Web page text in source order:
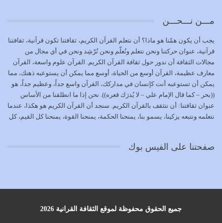
وَالْمُنْفِقِينَ…
يوليو 17, 2026
الاعتصام بحبل الله أمر إلهي للمؤمنين وهو بمثابة سبب بينهم
وبين الله يترتب عليه النصر…
يوليو 16, 2026
إما أن نحاول أن نكون من أولياء الله فيتم على أيدينا ضرب
يوليو 15, 2026
مـــن نـــحـــن
يجب أن يكون همّنا هو ماذا؟ أن نتعلم القرآن الكريم، ثقافتنا تكون قرآنية، ثقافتنا
قرآنية، عنوان حركتنا ونحن نتعلم ونُعلّم ونحن نُرْشِد ونحن في أي مجال من
مجالات الثقافة أن ندور حول ثقافة القرآن الكريم. القرآن علوم واسعة، القرآن
معارف عظيمة، القرآن أوسع من الحياة، أوسع مما يمكن أن يستوعبه ذهنك، مما
يمكن أن تستوعبه أنت كإنسان في مداركك، القرآن واسع جداً، وعظيم جداً، هو
((بحر – كما قال الإمام علي – لا يُدرَك قعره)). نحن إذا ما انطلقنا من الأساس
عنوان ثقافتنا: أن نتثقف بالقرآن الكريم. سنجد أن القرآن الكريم هو هكذا، عندما
نتعلمه ونتبعه يزكينا، يسمو بنا، يمنحنا الحكمة، يمنحنا القوة، يمنحنا كل القيم، كل
بمستوى أن نثقف الآخرين بالقرآن الكريم، وأن نتثقف بثقافة القرآن الكريم
أخرى، لكن كم تجد داخلها من ضلال، كم تجد أنها تنسف الإنسان أنه حتى لا يبقى
صفحتنا على الفيس بوك
جميع الحقوق محفوظة لموقع الثقافة القرانية 2026